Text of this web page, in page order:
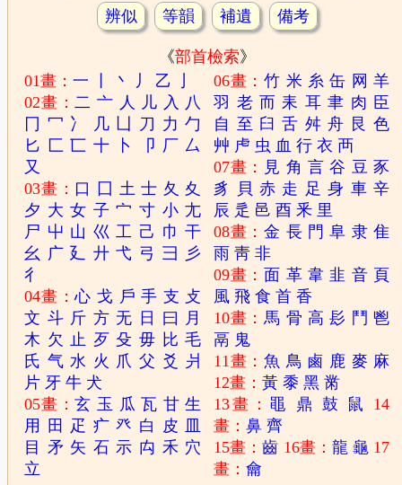
辨似 等韻 補遺 備考
《部首檢索》
01畫：一 丶 丿 乙
02畫：二 亠 人 儿 入 八
冂 冖 冫 几 凵 刀 力 勹
匕 匚 匸 十 卜 卩 厂 厶
又
03畫： 口 囗 土 士 夂 夊
夕 大 女 子 宀 寸 小 尢
尸 屮 山 巛 工 己 巾 干
幺 广 廴 廾 弋 弓 彐
彡
彳
04畫：心 戈 戶 手 支 攴
文 斗 斤 方 无 日 曰 月
木 欠 止 歹 殳 毋 比 毛
氏 气 水 火 爪 父 爻 爿
片 牙 牛 犬
05畫：玄 玉 瓜 瓦 甘 生
用
田 疋 疒 癶 白 皮
目
矛 矢 石 示 禸 禾 穴
立
06畫：竹 米 糸 缶 网 羊
羽 老 而 耒 耳 聿 肉 臣
自 至 臼 舌 舛 舟 艮 色
艸 虍 虫 血 行 衣 襾
07畫： 見 角 言 谷 豆 豕
豸
貝 赤 走 足 身 車 辛
辰 辵 邑 酉 釆 里
08畫：金 長 門 阜 隶 隹
雨 靑 非
09畫： 面 革 韋 韭 音 頁
風 飛 食 首 香
10畫：馬 骨 高 髟 鬥 鬯
鬲 鬼
11畫：魚 鳥 鹵 鹿 麥 麻
12畫：黃 黍 黑 黹
13畫： 黽 鼎 鼓 鼠
14
畫：鼻 齊
15畫：齒 16畫： 龍 龜 17
畫：龠